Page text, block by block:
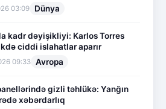
03:09 Dünya
kadr dəyişikliyi: Karlos Torres
ciddi islahatlar aparır
09:33 Avropa
gizli təhlükə: Yanğın
xəbərdarlıq